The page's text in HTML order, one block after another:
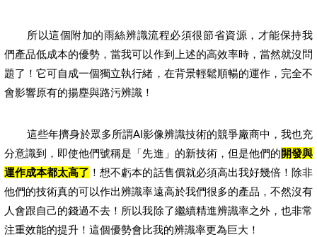
所以這個附加的雨絲辨識流程必須很節省資源，才能保持我
們產品低成本的優勢，當我可以作到上述的高效率時，當然就沒問
題了！它可自成一個獨立執行緒，在背景輕鬆順暢的運作，完全不
會影響原有的揚塵與路污辨識！
這些年擠身於眾多所謂AI影像辨識技術的競爭廠商中，我也充
分意識到，即使他們號稱是「先進」的新技術，但是他們的開發與
運作成本都太高了 ！想不虧本的話售價就必須高出我好幾倍！除非
他們的技術真的可以作出辨識率遠高於我們很多的產品，不然沒有
人會跟自己的錢過不去！所以我除了繼續精進辨識率之外，也非常
注重效能的提升！這個優勢會比我的辨識率更為巨大！